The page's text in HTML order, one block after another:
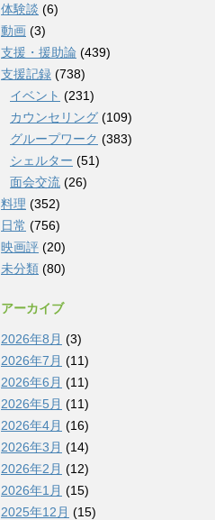
体験談 (6)
動画 (3)
支援・援助論 (439)
支援記録 (738)
イベント (231)
カウンセリング (109)
グループワーク (383)
シェルター (51)
面会交流 (26)
料理 (352)
日常 (756)
映画評 (20)
未分類 (80)
アーカイブ
2026年8月 (3)
2026年7月 (11)
2026年6月 (11)
2026年5月 (11)
2026年4月 (16)
2026年3月 (14)
2026年2月 (12)
2026年1月 (15)
2025年12月 (15)